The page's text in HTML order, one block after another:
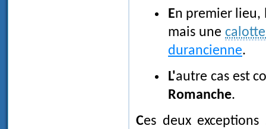
En premier
mais une
durancienne.
L'autre cas est
Romanche.
Ces deux